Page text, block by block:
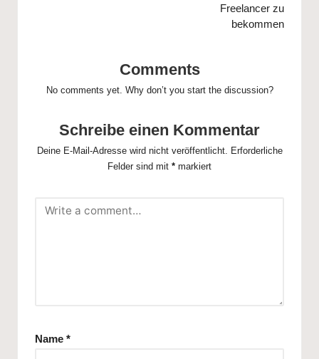
Freelancer zu
bekommen
Comments
No comments yet. Why don’t you start the discussion?
Schreibe einen Kommentar
Deine E-Mail-Adresse wird nicht veröffentlicht. Erforderliche
Felder sind mit * markiert
Name *